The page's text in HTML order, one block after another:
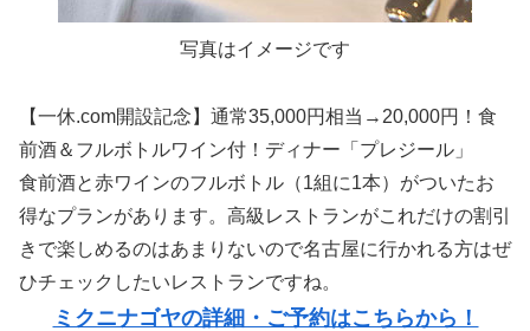
写真はイメージです
【一休.com開設記念】通常35,000円相当→20,000円！食
前酒＆フルボトルワイン付！ディナー「プレジール」
食前酒と赤ワインのフルボトル（1組に1本）がついたお
得なプランがあります。高級レストランがこれだけの割引
きで楽しめるのはあまりないので名古屋に行かれる方はぜ
ひチェックしたいレストランですね。
ミクニナゴヤの詳細・ご予約はこちらから！